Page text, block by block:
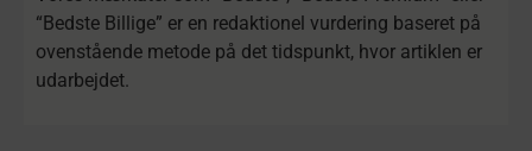
“Bedste Billige” er en redaktionel vurdering baseret på
ovenstående metode på det tidspunkt, hvor artiklen er
udarbejdet.